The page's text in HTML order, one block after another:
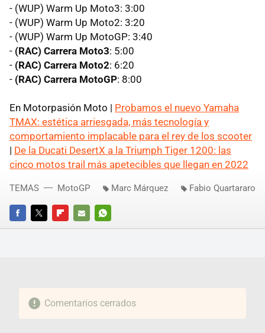
- (WUP) Warm Up Moto3: 3:00
- (WUP) Warm Up Moto2: 3:20
- (WUP) Warm Up MotoGP: 3:40
- (RAC) Carrera Moto3: 5:00
- (RAC) Carrera Moto2: 6:20
- (RAC) Carrera MotoGP: 8:00
En Motorpasión Moto | Probamos el nuevo Yamaha
TMAX: estética arriesgada, más tecnología y
comportamiento implacable para el rey de los scooter
| De la Ducati DesertX a la Triumph Tiger 1200: las
cinco motos trail más apetecibles que llegan en 2022
FACEBOOKTWITTERFLIPBOARD
E-
WHATSAPP
TEMAS MotoGP Marc Márquez Fabio Quartararo
Comentarios cerrados